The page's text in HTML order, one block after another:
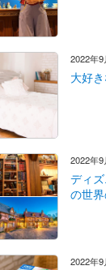
2022年9
大好
2022年9
ディ
の世
2022年9